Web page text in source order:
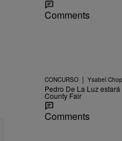
Comments
CONCURSO | Ysabel
Pedro De La Luz
County Fair
Comments